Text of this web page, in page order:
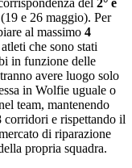
del 2° e
(19 e 26 maggio). Per
al massimo 4
che sono stati
in funzione delle
avere luogo solo
in Wolfie uguale o
team, mantenendo
corridori e rispettando il
di riparazione
propria squadra.